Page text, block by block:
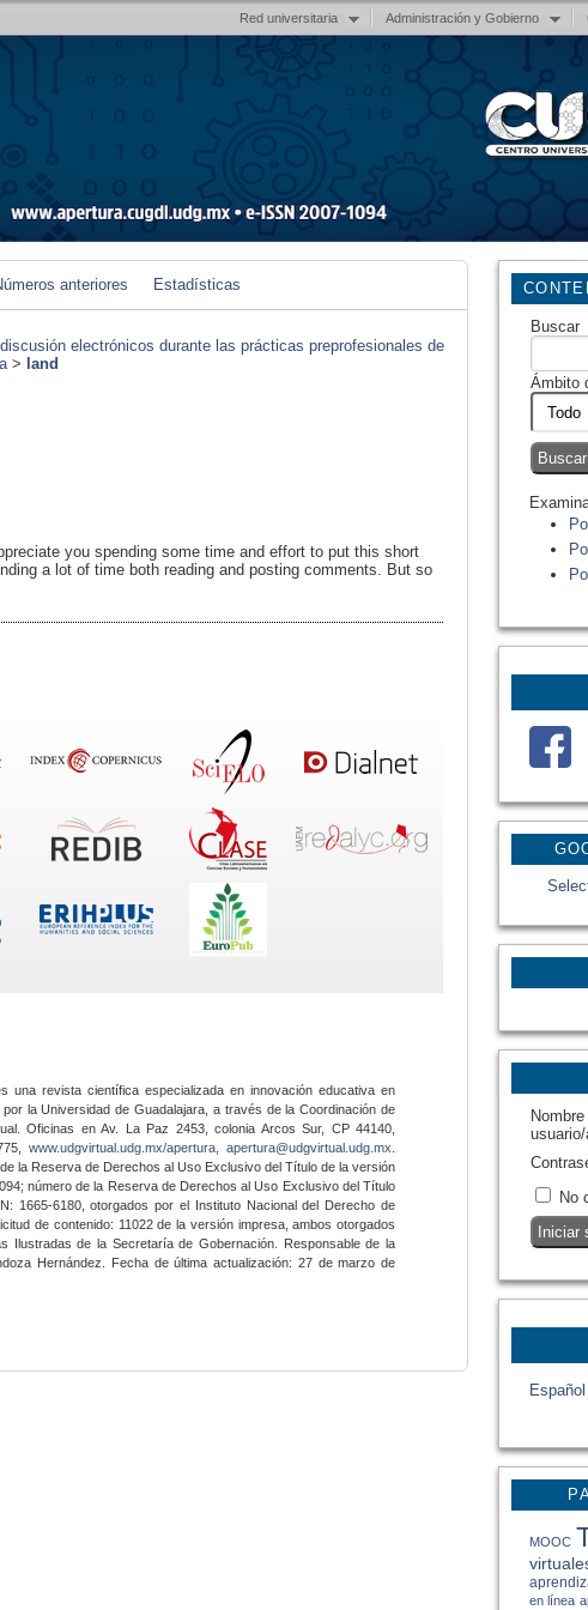
Red universitaria Administración y Gobierno
Buscar
Ámbito
No
Español
MOOC
en línea
anteriores Estadísticas
electrónicos durante las prácticas preprofesionales de
> land
you spending some time and effort to put this short
a lot of time both reading and posting comments. But so
revista científica especializada en innovación educativa en
la Universidad de Guadalajara, a través de la Coordinación de
Oficinas en Av. La Paz 2453, colonia Arcos Sur, CP 44140,
www.udgvirtual.udg.mx/apertura apertura@udgvirtual.udg.mx
la Reserva de Derechos al Uso Exclusivo del Título de la versión
número de la Reserva de Derechos al Uso Exclusivo del Título
1665-6180, otorgados por el Instituto Nacional del Derecho de
de contenido: 11022 de la versión impresa, ambos otorgados
Ilustradas de la Secretaría de Gobernación. Responsable de la
Hernández. Fecha de última actualización: 27 de marzo de